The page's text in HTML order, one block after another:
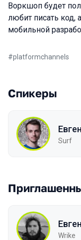
Воркшоп будет
любит писать код,
мобильной
#platformchannels
Спикеры
Surf
Wrike